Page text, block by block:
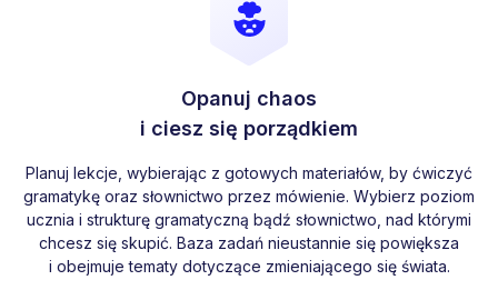
Opanuj chaos
i ciesz się porządkiem
Planuj lekcje, wybierając z gotowych materiałów, by ćwiczyć
gramatykę oraz słownictwo przez mówienie. Wybierz poziom
ucznia i strukturę gramatyczną bądź słownictwo, nad którymi
chcesz się skupić. Baza zadań nieustannie się powiększa
i obejmuje tematy dotyczące zmieniającego się świata.